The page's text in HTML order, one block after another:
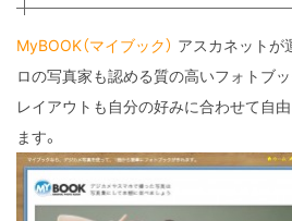
MyBOOK（マイブック） アスカネットが
ロの写真家も認める質の高いフォトブ
レイアウトも自分の好みに合わせて自
ます。